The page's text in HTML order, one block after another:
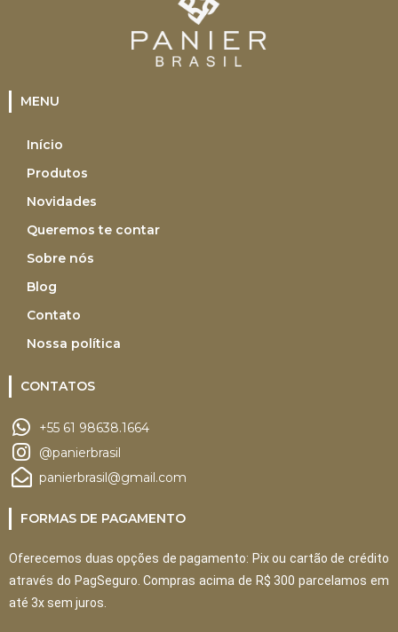
MENU
Início
Produtos
Novidades
Queremos te contar
Sobre nós
Blog
Contato
Nossa política
CONTATOS
+55 61 98638.1664
@panierbrasil
panierbrasil@gmail.com
FORMAS DE PAGAMENTO
Oferecemos duas opções de pagamento: Pix ou cartão de crédito
através do PagSeguro. Compras acima de R$ 300 parcelamos em
até 3x sem juros.